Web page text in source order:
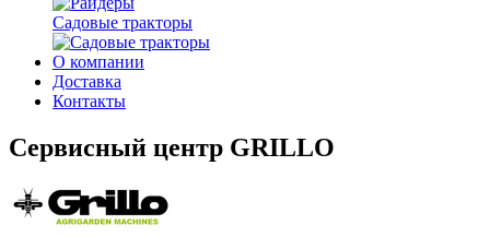
Садовые тракторы
О компании
Доставка
Контакты
Сервисный центр GRILLO